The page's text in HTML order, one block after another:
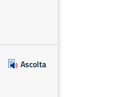
Ascolta